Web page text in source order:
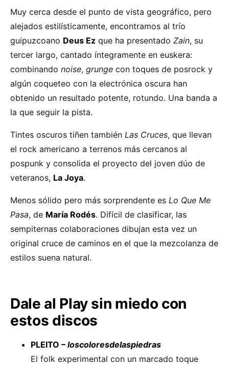
Muy cerca desde el punto de vista geográfico, pero
alejados estilísticamente, encontramos al trío
guipuzcoano Deus Ez que ha presentado Zain, su
tercer largo, cantado íntegramente en euskera:
combinando noise, grunge con toques de posrock y
algún coqueteo con la electrónica oscura han
obtenido un resultado potente, rotundo. Una banda a
la que seguir la pista.
Tintes oscuros tiñen también Las Cruces, que llevan
el rock americano a terrenos más cercanos al
pospunk y consolida el proyecto del joven dúo de
veteranos, La Joya.
Menos sólido pero más sorprendente es Lo Que Me
Pasa, de María Rodés. Difícil de clasificar, las
sempiternas colaboraciones dibujan esta vez un
original cruce de caminos en el que la mezcolanza de
estilos suena natural.
Dale al Play sin miedo con
estos discos
PLEITO – loscoloresdelaspiedras
El folk experimental con un marcado toque